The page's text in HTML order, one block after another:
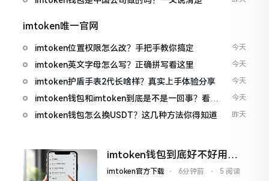
imtoken唯一官网
imtoken位置权限怎么改？手把手教你搞定 今天
imtoken英文字母怎么写？正确拼写看这里 今天
imtoken护盾手表2代长啥样？真实上手体验分享 今天
imtoken钱包和imtoken到底是不是一回事？看完
就懂了
今天
imtoken钱包怎么换USDT？这几种方法你得知道 昨天
imtoken钱包到底好不好用？
老玩家说说真实体验
imtoken官方下载 ⋅ 6分钟前 ⋅ 5 阅读